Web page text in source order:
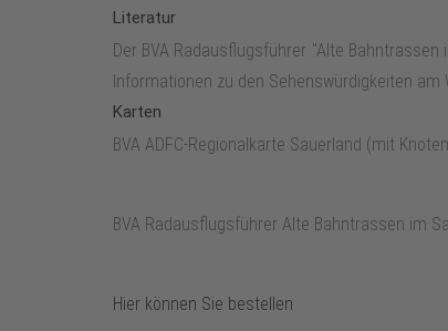
Literatur
Der BVA Radausflugsführer "Alte
Informationen zu den Sehenswürdigkeiten am
Karten
BVA ADFC-Regionalkarte Sauerland (mit
BVA Radausflugsführer Alte Bahntrassen im
Hier können Sie bestellen